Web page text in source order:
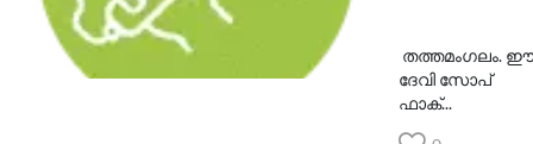
തത്തമംഗലം. ഈ
ദേവി സോപ്
ഫാക്...